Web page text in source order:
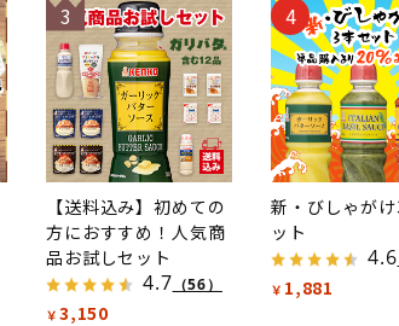
3
【送料込み】初めての
方におすすめ！人気商
品お試しセット
4.7 （56）
￥ 3,150
4
新・びしゃが
ット
4.6
￥ 1,881